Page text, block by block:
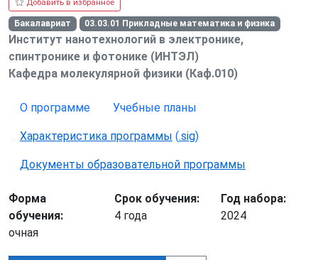
Бакалавриат 03.03.01 Прикладные математика и физика
Институт нанотехнологий в электронике,
спинтронике и фотонике (ИНТЭЛ)
Кафедра молекулярной физики (Каф.010)
Форма
обучения:
очная
Срок обучения:
4 года
Год набора:
2024
О программе Учебные планы
Характеристика программы (.sig)
Документы образовательной программы